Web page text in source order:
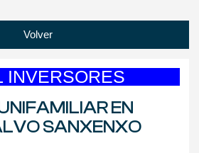
Volver
INVERSORES
EN
SANXENXO